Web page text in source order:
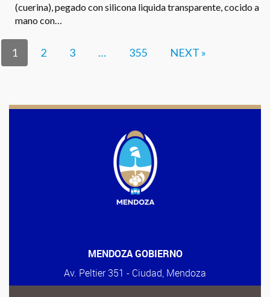
(cuerina), pegado con silicona liquida transparente, cocido a
mano con…
1 2 3 … 355 NEXT »
MENDOZA GOBIERNO
Av. Peltier 351 - Ciudad, Mendoza